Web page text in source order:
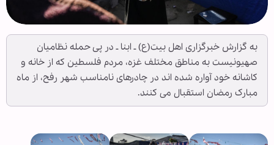
به گزارش خبرگزاری اهل بیت(ع) ـ ابنا ـ در پی حمله نظامیان
صهیونیست به مناطق مختلف غزه، مردم فلسطین که از خانه و
کاشانه خود آواره شده اند در چادرهای نامناسب شهر رفح، از ماه
مبارک رمضان استقبال می کنند.